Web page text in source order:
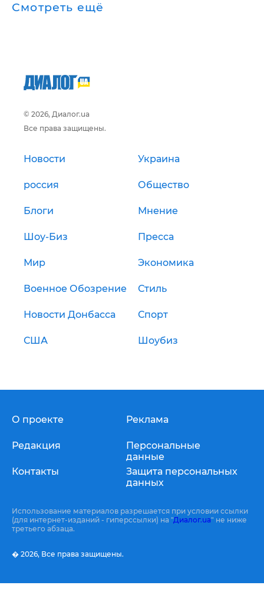
Смотреть ещё
© 2026, Диалог.ua
Все права защищены.
Новости Украина
россия Общество
Блоги Мнение
Шоу-Биз Пресса
Мир Экономика
Военное Обозрение Стиль
Новости Донбасса Спорт
США Шоубиз
О проекте
Редакция
Контакты
Реклама
Персональные
данные
Защита персональных
данных
Использование материалов разрешается при условии ссылки
(для интернет-изданий - гиперссылки) на "Диалог.ua" не ниже
третьего абзаца.
� 2026, Все права защищены.